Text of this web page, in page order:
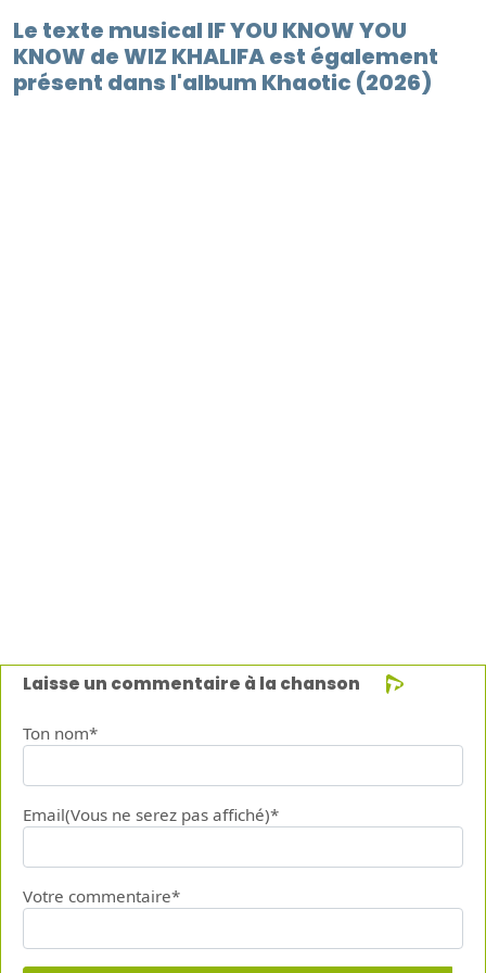
Le texte musical IF YOU KNOW YOU
KNOW de WIZ KHALIFA est également
présent dans l'album Khaotic (2026)
Laisse un commentaire à la chanson
Ton nom*
Email(Vous ne serez pas affiché)*
Votre commentaire*